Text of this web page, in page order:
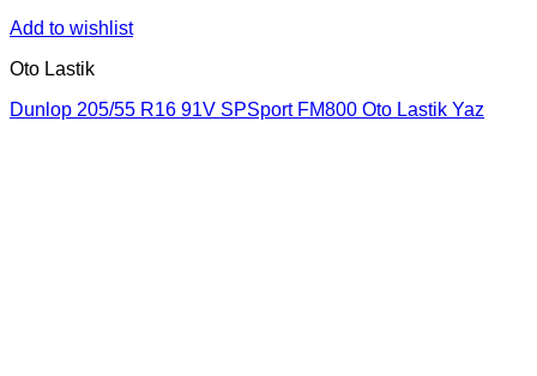
Add to wishlist
Oto Lastik
Dunlop 205/55 R16 91V SPSport FM800 Oto Lastik Yaz